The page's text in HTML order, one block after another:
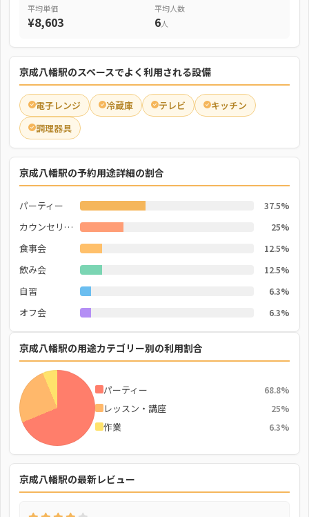
平均単価
¥8,603
平均人数
6人
京成八幡駅のスペースでよく利用される設備
電子レンジ 冷蔵庫 テレビ
キッチン
調理器具
京成八幡駅の予約用途詳細の割合
パーティー 37.5%
カウンセリング 25%
食事会 12.5%
飲み会 12.5%
自習 6.3%
オフ会 6.3%
京成八幡駅の用途カテゴリー別の利用割合
パーティー 68.8%
レッスン・講座 25%
作業 6.3%
京成八幡駅の最新レビュー